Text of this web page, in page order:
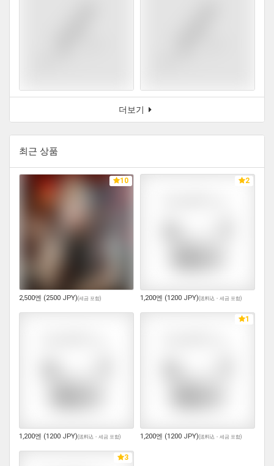
더보기
최근 상품
10
2,500엔 (2500 JPY)(세금 포함)
2
1,200엔 (1200 JPY)(送料込・세금 포함)
1,200엔 (1200 JPY)(送料込・세금 포함)
1
1,200엔 (1200 JPY)(送料込・세금 포함)
3